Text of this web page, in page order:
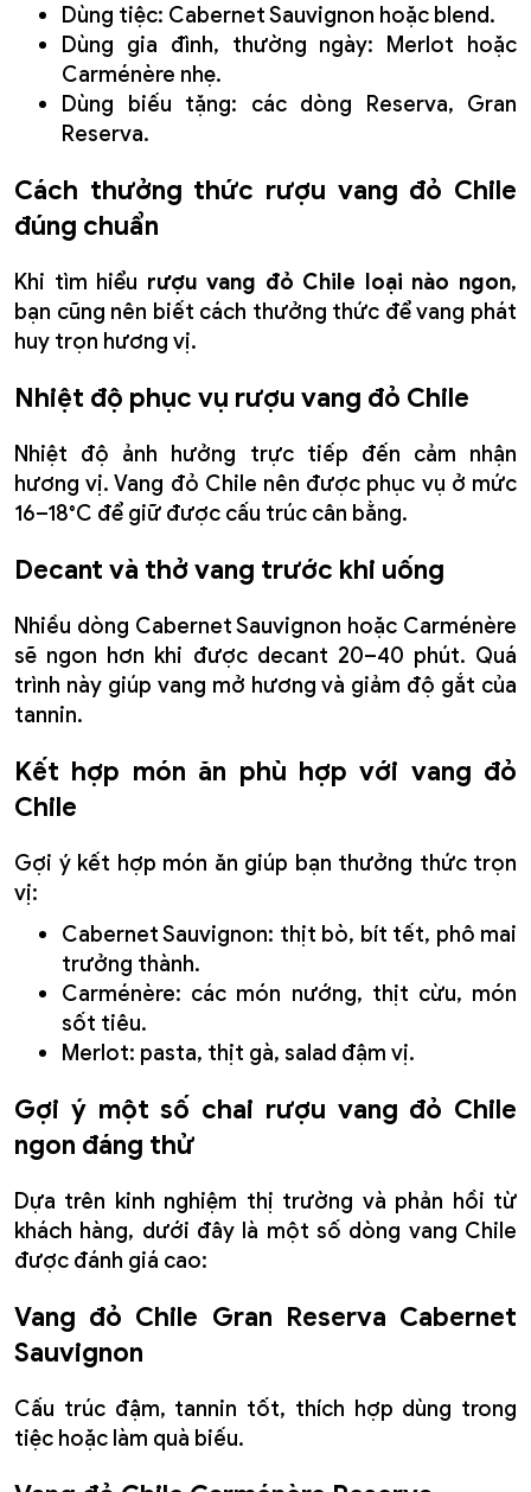
Dùng tiệc: Cabernet Sauvignon hoặc blend.
Dùng gia đình, thường ngày: Merlot hoặc
Carménère nhẹ.
Dùng biếu tặng: các dòng Reserva, Gran
Reserva.
Cách thưởng thức rượu vang đỏ Chile
đúng chuẩn
Khi tìm hiểu rượu vang đỏ Chile loại nào ngon,
bạn cũng nên biết cách thưởng thức để vang phát
huy trọn hương vị.
Nhiệt độ phục vụ rượu vang đỏ Chile
Nhiệt độ ảnh hưởng trực tiếp đến cảm nhận
hương vị. Vang đỏ Chile nên được phục vụ ở mức
16–18°C để giữ được cấu trúc cân bằng.
Decant và thở vang trước khi uống
Nhiều dòng Cabernet Sauvignon hoặc Carménère
sẽ ngon hơn khi được decant 20–40 phút. Quá
trình này giúp vang mở hương và giảm độ gắt của
tannin.
Kết hợp món ăn phù hợp với vang đỏ
Chile
Gợi ý kết hợp món ăn giúp bạn thưởng thức trọn
vị:
Cabernet Sauvignon: thịt bò, bít tết, phô mai
trưởng thành.
Carménère: các món nướng, thịt cừu, món
sốt tiêu.
Merlot: pasta, thịt gà, salad đậm vị.
Gợi ý một số chai rượu vang đỏ Chile
ngon đáng thử
Dựa trên kinh nghiệm thị trường và phản hồi từ
khách hàng, dưới đây là một số dòng vang Chile
được đánh giá cao:
Vang đỏ Chile Gran Reserva Cabernet
Sauvignon
Cấu trúc đậm, tannin tốt, thích hợp dùng trong
tiệc hoặc làm quà biếu.